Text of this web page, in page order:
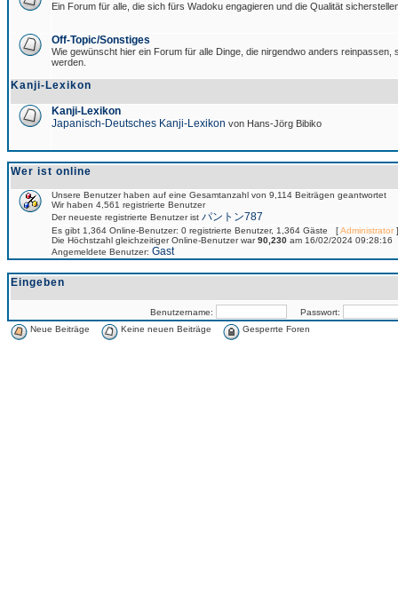
Ein Forum für alle, die sich fürs Wadoku engagieren und die Qualität
Off-Topic/Sonstiges
Wie gewünscht hier ein Forum für alle Dinge, die nirgendwo anders reinpassen,
werden.
Kanji-Lexikon
Kanji-Lexikon
Japanisch-Deutsches Kanji-Lexikon von Hans-Jörg Bibiko
Wer ist online
Unsere Benutzer haben auf eine Gesamtanzahl von 9,114 Beiträgen geantwortet
Wir haben 4,561 registrierte Benutzer
Der neueste registrierte Benutzer ist パントン787
Es gibt 1,364 Online-Benutzer: 0 registrierte Benutzer, 1,364 Gäste [Administrator
Die Höchstzahl gleichzeitiger Online-Benutzer war90,230 am 16/02/2024 09:28:16
Angemeldete Benutzer: Gast
Eingeben
Benutzername:
Passwort:
Neue Beiträge
Keine neuen Beiträge Gesperrte Foren